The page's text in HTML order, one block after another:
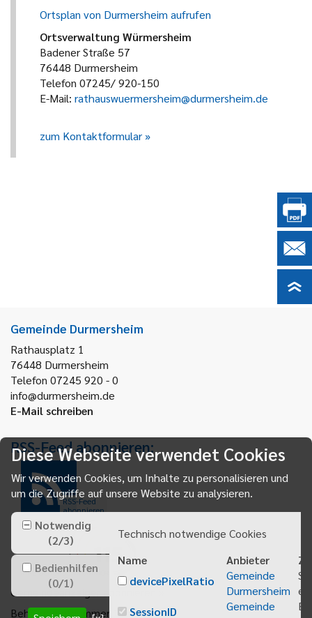
Ortsplan von Durmersheim aufrufen
Ortsverwaltung Würmersheim
Badener Straße 57
76448 Durmersheim
Telefon 07245/ 920-150
E-Mail: rathauswuermersheim@durmersheim.de
zum Kontaktformular
Gemeinde Durmersheim
Rathausplatz 1
76448 Durmersheim
Telefon 07245 920 - 0
info@durmersheim.de
E-Mail schreiben
RSS-Feed abonnieren:
RSS-Feed
abonnieren
Gemeindeanzeiger abonnieren
Behördenrufnummer 115
Diese Webseite verwendet Cookies
Wir verwenden Cookies, um Inhalte zu personalisieren und
um die Zugriffe auf unsere Website zu analysieren.
Notwendig
(2/3)
Bedienhilfen
(0/1)
Technisch notwendige Cookies
Name
Anbieter
devicePixelRatio
Gemeinde
Durmersheim
SessionID
Gemeinde